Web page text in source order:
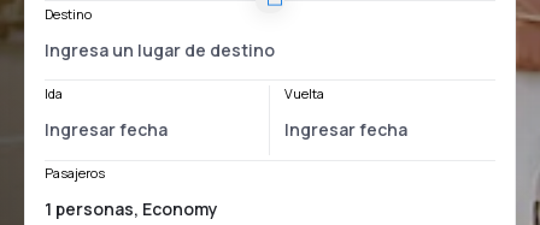
Destino
Ida Vuelta
Pasajeros